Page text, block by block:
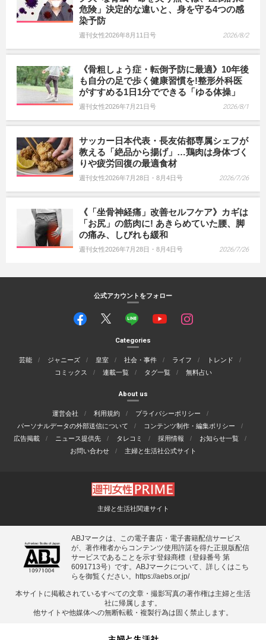
危険」決定的な違いと、身を守る4つの感
染予防
週刊女性2026年8月11日号 2026/8/2
《骨粗しょう症・転倒予防に最適》10年後
も自分の足で歩く健康習慣を!整形外科医
がすすめる1日1分でできる「ゆる体操」
週刊女性2026年7月21日号 2026/8/1
サッカー日本代表・長友佑都専属シェフが
教える「絶品から揚げ」…鶏肉は身体づく
りや疲労回復の最適食材
週刊女性2026年7月28日・8月4日号 2026/7/26
《「坐骨神経痛」改善セルフケア》カギは
「お尻」の筋肉に! あきらめていた腰、脚
の痛み、しびれも緩和
週刊女性2026年7月28日・8月4日号 2026/7/26
公式アカウントをフォロー
Categories
芸能 ジャニーズ 皇室 社会・事件 ライフ
トレンド
コミックス
連載一覧 タグ一覧 無料占い
About us
運営会社 利用規約
プライバシーポリシー
パーソナルデータの外部送信について
コンテンツ制作・編集ポリシー
広告掲載
ニュース提供先 タレコミ 採用情報
お知らせ一覧
お問い合わせ
主婦と生活社公式サイト
主婦と生活社関連サイト
ABJマークは、この電子書店・電子書籍配信サービス
が、著作権者からコンテンツ使用許諾を得た正規版配信
サービスであることを示す登録商標（登録番号 第
6091713号）です。ABJマークについて、詳しくはこち
らを御覧ください。
https://aebs.or.jp/
本サイトに掲載されているすべての⽂章・撮影写真の著作権は主婦と⽣活
社に帰属します。
他サイトや他媒体への無断転載・複製⾏為は固く禁⽌します。